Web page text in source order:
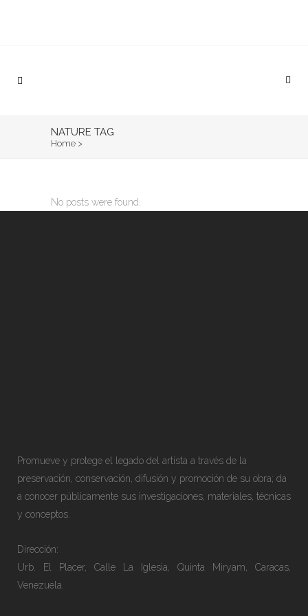
NATURE TAG
Home >
No posts were found.
Promueve y protege el legado del artista a través de la
preservación, conservación, difusión y promoción de su obra; da
a conocer públicamente sus investigaciones, materiales, técnicas
y conceptos.
Dirección:
Urb. El Placer, Calle La Iglesia, Quinta Miryam, Caracas,
Venezuela.